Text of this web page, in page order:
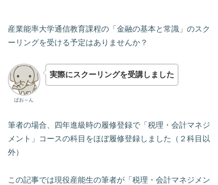
産業能率大学通信教育課程の「金融の基本と常識」のスク
ーリングを受ける予定はありませんか？
ぱお～ん
実際にスクーリングを受講しました
筆者の場合、四年進級時の履修登録で「税理・会計マネジ
メント」コースの科目をほぼ履修登録しました（２科目以
外）
この記事では現役産能生の筆者が「税理・会計マネジメン